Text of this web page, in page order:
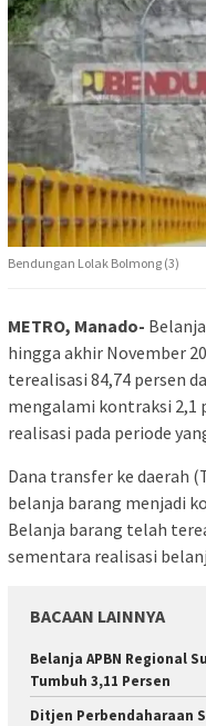
Bendungan Lolak Bolmong (3)
METRO, Manado-
hingga akhir November
terealisasi 84,74 persen
mengalami kontraksi 2,1
realisasi pada periode
Dana transfer ke daerah
belanja barang menjadi
Belanja barang telah
sementara realisasi
BACAAN LAINNYA
Belanja APBN Regional
Tumbuh 3,11 Persen
Ditjen Perbendaharaan